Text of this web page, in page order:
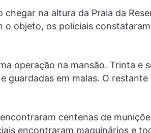
chegar na altura da Praia da
o objeto, os policiais
operação na mansão. Trinta e
guardadas em malas. O
centenas de
encontraram maquinários e